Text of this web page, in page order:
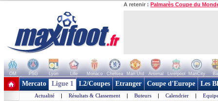
A retenir : Palmarès Coupe du
OM PSG Lyon Lille Monaco Chelsea Man Utd Arsenal Liverpool ManCity
+ de clubs
Mercato Ligue 1 L2/Coupes Etranger Coupe d'Europe Les
Actualité | Résultats & Classement | Buteurs | Calendrier |